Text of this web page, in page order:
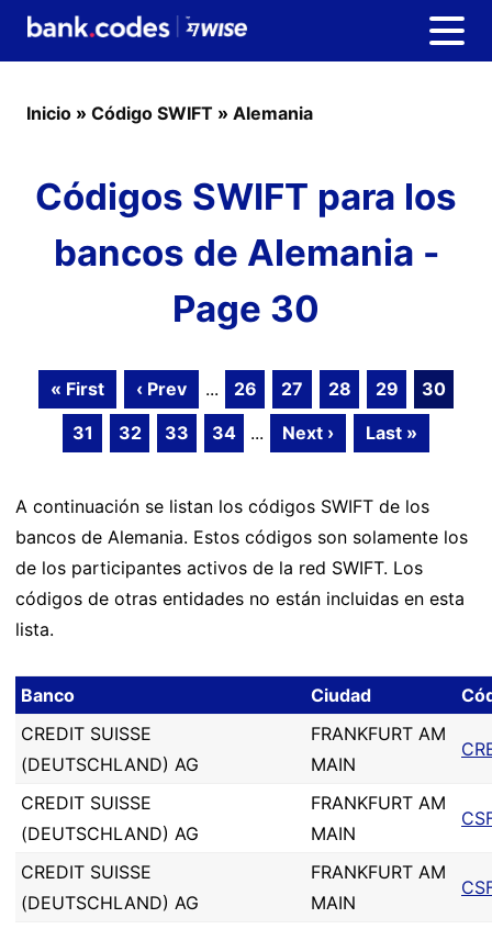
Inicio » Código SWIFT » Alemania
Códigos SWIFT para los
bancos de Alemania -
Page 30
« First ‹ Prev ... 26 27 28 29
30
31
32 33 34 ... Next › Last »
A continuación se listan los códigos SWIFT de los
bancos de Alemania. Estos códigos son solamente los
de los participantes activos de la red SWIFT. Los
códigos de otras entidades no están incluidas en esta
lista.
Banco Ciudad
CREDIT SUISSE
(DEUTSCHLAND) AG
FRANKFURT AM
MAIN
CREDIT SUISSE
(DEUTSCHLAND) AG
FRANKFURT AM
MAIN
CREDIT SUISSE
(DEUTSCHLAND) AG
FRANKFURT AM
MAIN